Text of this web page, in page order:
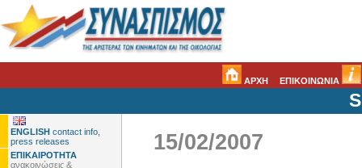
ΑΡΧΗ ΕΠΙΚΟΙΝΩΝΙΑ
ENGLISH contact info,
press releases
ΕΠΙΚΑΙΡΟΤΗΤΑ
ανακοινώσεις &
15/02/2007